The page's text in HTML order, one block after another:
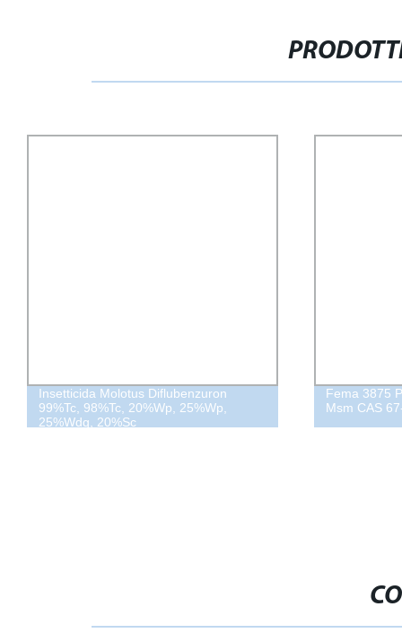
Insetticida Molotus Diflubenzuron
99%Tc, 98%Tc, 20%Wp, 25%Wp,
25%Wdg, 20%Sc
Fema 3875
Msm CAS